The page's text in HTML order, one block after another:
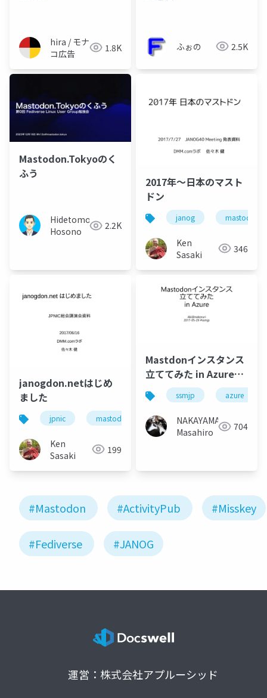
hira / モナ
コ広告
1.8K ふぉの 2.5K
Mastodon.Tokyoのく
ふう
Hidetomo
Hosono
2.2K
2017年〜日本のマスト
ドン
janog mastodon
Ken
Sasaki
346
janogdon.netはじめ
ました
jpnic mastodon janog
Ken
Sasaki
199
Mastdonインスタンス
立ててみた in Azure
#ssmjpssmjp azure
NAKAYAMA
Masahiro
704
#Mastodon #ActivityPub #Misskey
#Fediverse #JANOG
運営：株式会社アプルーシッド